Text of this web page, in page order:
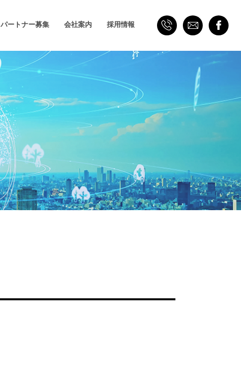
パートナー募集 会社案内 採用情報